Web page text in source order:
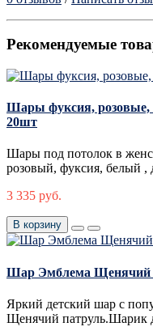
Рекомендуемые
Шары фуксия, розовые,
20шт
Шары под потолок в
розовый, фуксия, белый ,
3 335 руб.
В корзину
Шар Эмблема Щенячий
Яркий детский шар с
Щенячий патруль.Шарик